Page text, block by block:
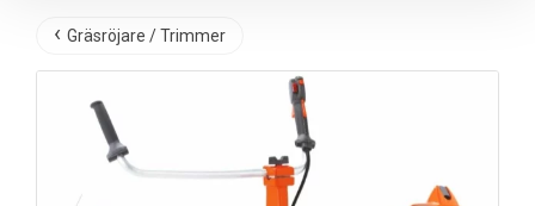
Gräsröjare / Trimmer